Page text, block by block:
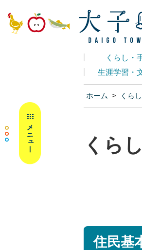
くらし・
生涯学習・
ホーム > くら
くら
住民基